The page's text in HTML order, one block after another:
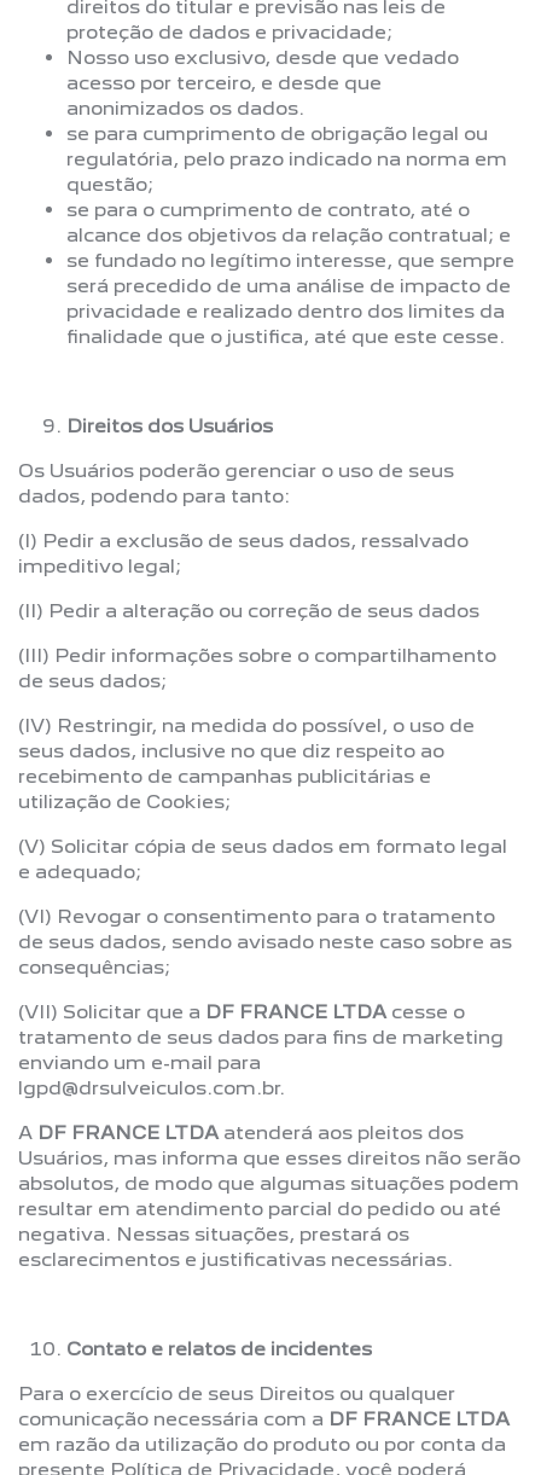
direitos do titular e previsão nas leis de
proteção de dados e privacidade;
Nosso uso exclusivo, desde que vedado
acesso por terceiro, e desde que
anonimizados os dados.
se para cumprimento de obrigação legal ou
regulatória, pelo prazo indicado na norma em
questão;
se para o cumprimento de contrato, até o
alcance dos objetivos da relação contratual; e
se fundado no legítimo interesse, que sempre
será precedido de uma análise de impacto de
privacidade e realizado dentro dos limites da
finalidade que o justifica, até que este cesse.
Direitos dos Usuários
Os Usuários poderão gerenciar o uso de seus
dados, podendo para tanto:
(I) Pedir a exclusão de seus dados, ressalvado
impeditivo legal;
(II) Pedir a alteração ou correção de seus dados
(III) Pedir informações sobre o compartilhamento
de seus dados;
(IV) Restringir, na medida do possível, o uso de
seus dados, inclusive no que diz respeito ao
recebimento de campanhas publicitárias e
utilização de Cookies;
(V) Solicitar cópia de seus dados em formato legal
e adequado;
(VI) Revogar o consentimento para o tratamento
de seus dados, sendo avisado neste caso sobre as
consequências;
(VII) Solicitar que a DF FRANCE LTDAcesse o
tratamento de seus dados para fins de marketing
enviando um e-mail para
lgpd@drsulveiculos.com.br.
A DF FRANCE LTDAatenderá aos pleitos dos
Usuários, mas informa que esses direitos não serão
absolutos, de modo que algumas situações podem
resultar em atendimento parcial do pedido ou até
negativa. Nessas situações, prestará os
esclarecimentos e justificativas necessárias.
Contato e relatos de incidentes
Para o exercício de seus Direitos ou qualquer
comunicação necessária com a DF FRANCE LTDA
em razão da utilização do produto ou por conta da
presente Política de Privacidade, você poderá